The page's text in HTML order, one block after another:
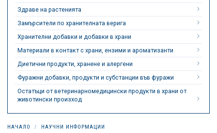
Здраве на растенията
Замърсители по хранителната верига
Хранителни добавки и добавки в храни
Материали в контакт с храни, ензими и ароматизанти
Диетични продукти, хранене и алергени
Фуражни добавки, продукти и субстанции във фуражи
Остатъци от ветеринарномедицински продукти в храни от
животински произход
НАЧАЛО НАУЧНИ ИНФОРМАЦИИ